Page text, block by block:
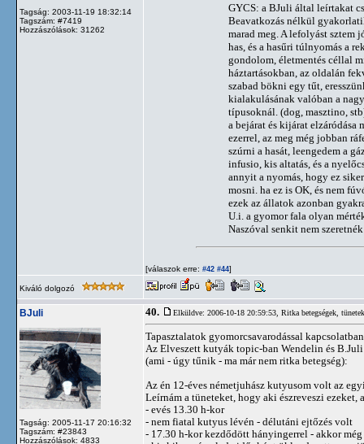
Tagság: 2003-11-19 18:32:14
Tagszám: #7419
Hozzászólások: 31262
GYCS: a BJuli által leírtakat
Beavatkozás nélkül
marad meg. A lefolyást sztem
has, és a hasűri túlnyomás a
gondolom, életmentés céllal
háztartásokban, az oldalán
szabad bökni egy tűt,
kialakulásának valóban a
típusoknál. (dog, masztino,
a bejárat és kijárat
ezerrel, az meg még jobban
szúrni a hasát, leengedem a
infusio, kis altatás, és a
annyit a nyomás, hogy ez
mosni. ha ez is OK, és nem
ezek az állatok azonban
U.i. a gyomor fala olyan
Naszóval senkit nem
[válaszok erre: #42 #44]
Kiváló dolgozó
BJuli
Tagság: 2005-11-17 20:16:32
Tagszám: #23843
Hozzászólások: 4833
40. Elküldve: 2006-10-18 20:59:53, Ritka betegségek, tünetek
Tapasztalatok gyomorcsavarodással
Az Elveszett kutyák topic-ban Wendelin és
(ami - úgy tűnik - ma már nem ritka betegség):
Az én 12-éves németjuhász kutyusom volt az
Leírnám a tüneteket, hogy aki észreveszi
- evés 13.30 h-kor
- nem fiatal kutyus lévén - délutáni ejtőzés volt
- 17.30 h-kor kezdődött hányingerrel - akkor